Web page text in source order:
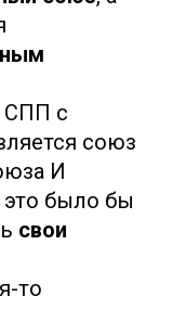
СПП с
союз
И
это было бы
свои
то